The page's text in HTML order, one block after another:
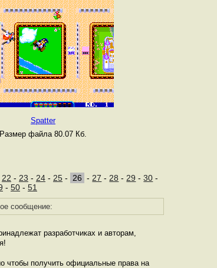
Spatter
Размер файла 80.07 Кб.
22 - 23 - 24 - 25 - 26 - 27 - 28 - 29 -30 -
- 50 - 51
сообщение:
разработчиках и авторам,
чтобы получить официальные права на